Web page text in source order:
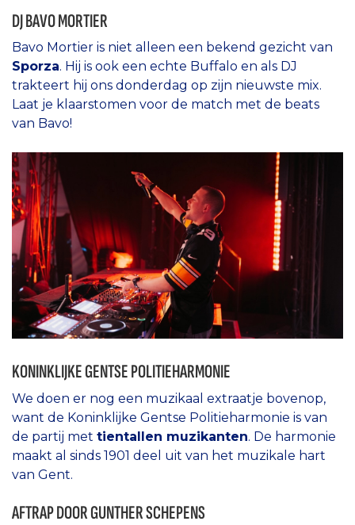
DJ BAVO MORTIER
Bavo Mortier is niet alleen een bekend gezicht van
Sporza. Hij is ook een echte Buffalo en als DJ
trakteert hij ons donderdag op zijn nieuwste mix.
Laat je klaarstomen voor de match met de beats
van Bavo!
KONINKLIJKE GENTSE POLITIEHARMONIE
We doen er nog een muzikaal extraatje bovenop,
want de Koninklijke Gentse Politieharmonie is van
de partij met tientallen muzikanten. De harmonie
maakt al sinds 1901 deel uit van het muzikale hart
van Gent.
AFTRAP DOOR GUNTHER SCHEPENS